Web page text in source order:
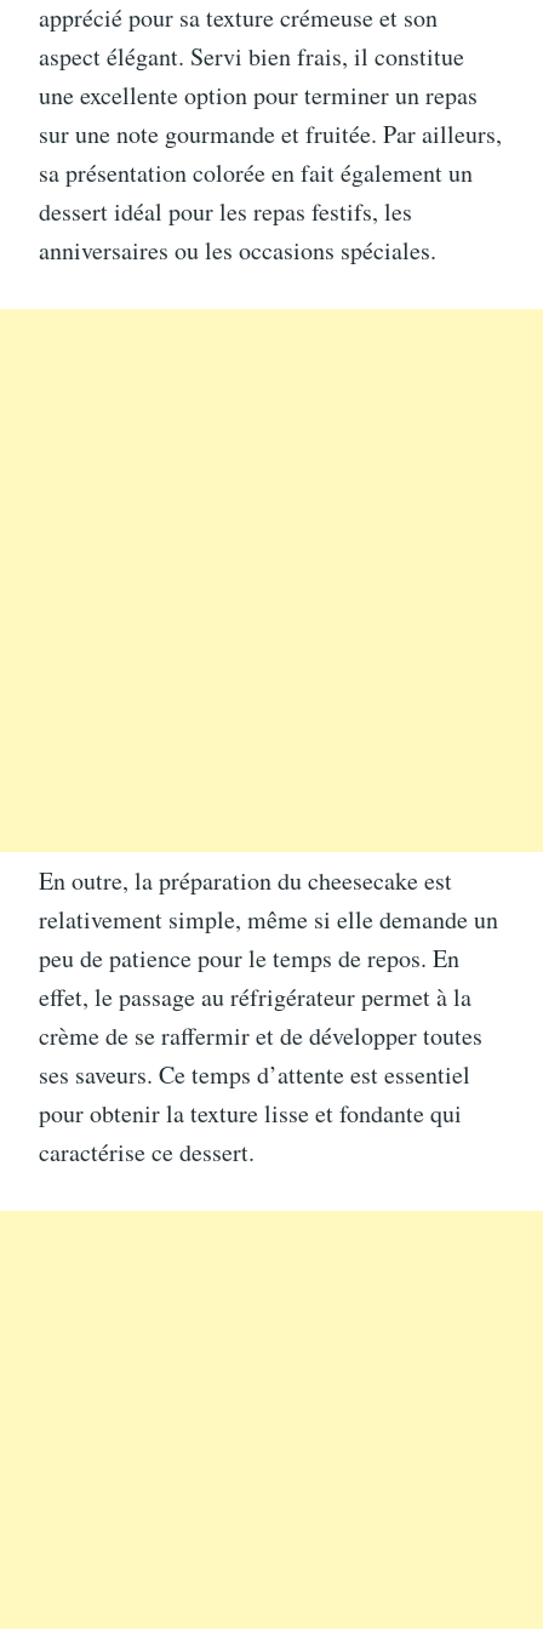
apprécié pour sa texture crémeuse et son
aspect élégant. Servi bien frais, il constitue
une excellente option pour terminer un repas
sur une note gourmande et fruitée. Par ailleurs,
sa présentation colorée en fait également un
dessert idéal pour les repas festifs, les
anniversaires ou les occasions spéciales.
En outre, la préparation du cheesecake est
relativement simple, même si elle demande un
peu de patience pour le temps de repos. En
effet, le passage au réfrigérateur permet à la
crème de se raffermir et de développer toutes
ses saveurs. Ce temps d’attente est essentiel
pour obtenir la texture lisse et fondante qui
caractérise ce dessert.